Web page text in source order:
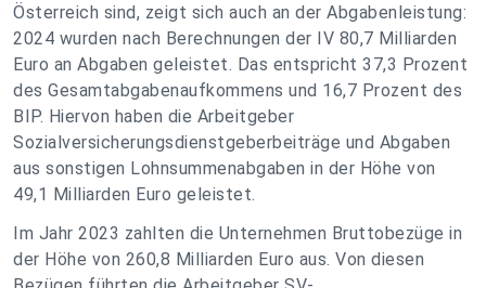
Österreich sind, zeigt sich auch an der Abgabenleistung:
2024 wurden nach Berechnungen der IV 80,7 Milliarden
Euro an Abgaben geleistet. Das entspricht 37,3 Prozent
des Gesamtabgabenaufkommens und 16,7 Prozent des
BIP. Hiervon haben die Arbeitgeber
Sozialversicherungsdienstgeberbeiträge und Abgaben
aus sonstigen Lohnsummenabgaben in der Höhe von
49,1 Milliarden Euro geleistet.
Im Jahr 2023 zahlten die Unternehmen Bruttobezüge in
der Höhe von 260,8 Milliarden Euro aus. Von diesen